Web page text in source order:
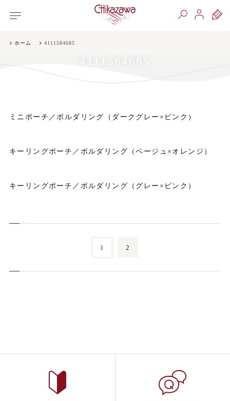
ホーム 4111584685
4111584685
ミニポーチ／ボルダリング（ダークグレー×ピンク）
キーリングポーチ／ボルダリング（ベージュ×オレンジ）
キーリングポーチ／ボルダリング（グレー×ピンク）
1 2